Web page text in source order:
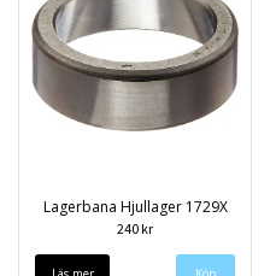
Lagerbana Hjullager 1729X
240 kr